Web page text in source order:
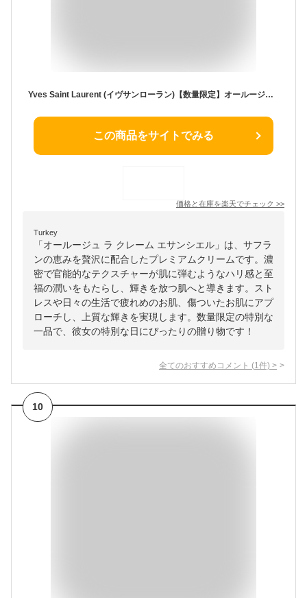
Yves Saint Laurent (イヴサンローラン)【数量限定】オールージュ ラ クレーム エサンシエル 15mL
この商品をサイトでみる
価格と在庫を楽天でチェック >>
Turkey
「オールージュ ラ クレーム エサンシエル」は、サフラ
ンの恵みを贅沢に配合したプレミアムクリームです。濃
密で官能的なテクスチャーが肌に弾むようなハリ感と至
福の潤いをもたらし、輝きを放つ肌へと導きます。スト
レスや日々の生活で疲れめのお肌、傷ついたお肌にアプ
ローチし、上質な輝きを実現します。数量限定の特別な
一品で、彼女の特別な日にぴったりの贈り物です！
全てのおすすめコメント (1 件) >
10